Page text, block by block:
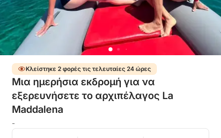
Κλείστηκε 2 φορές τις τελευταίες 24 ώρες
Μια ημερήσια εκδρομή για να
εξερευνήσετε το αρχιπέλαγος La
Maddalena
-